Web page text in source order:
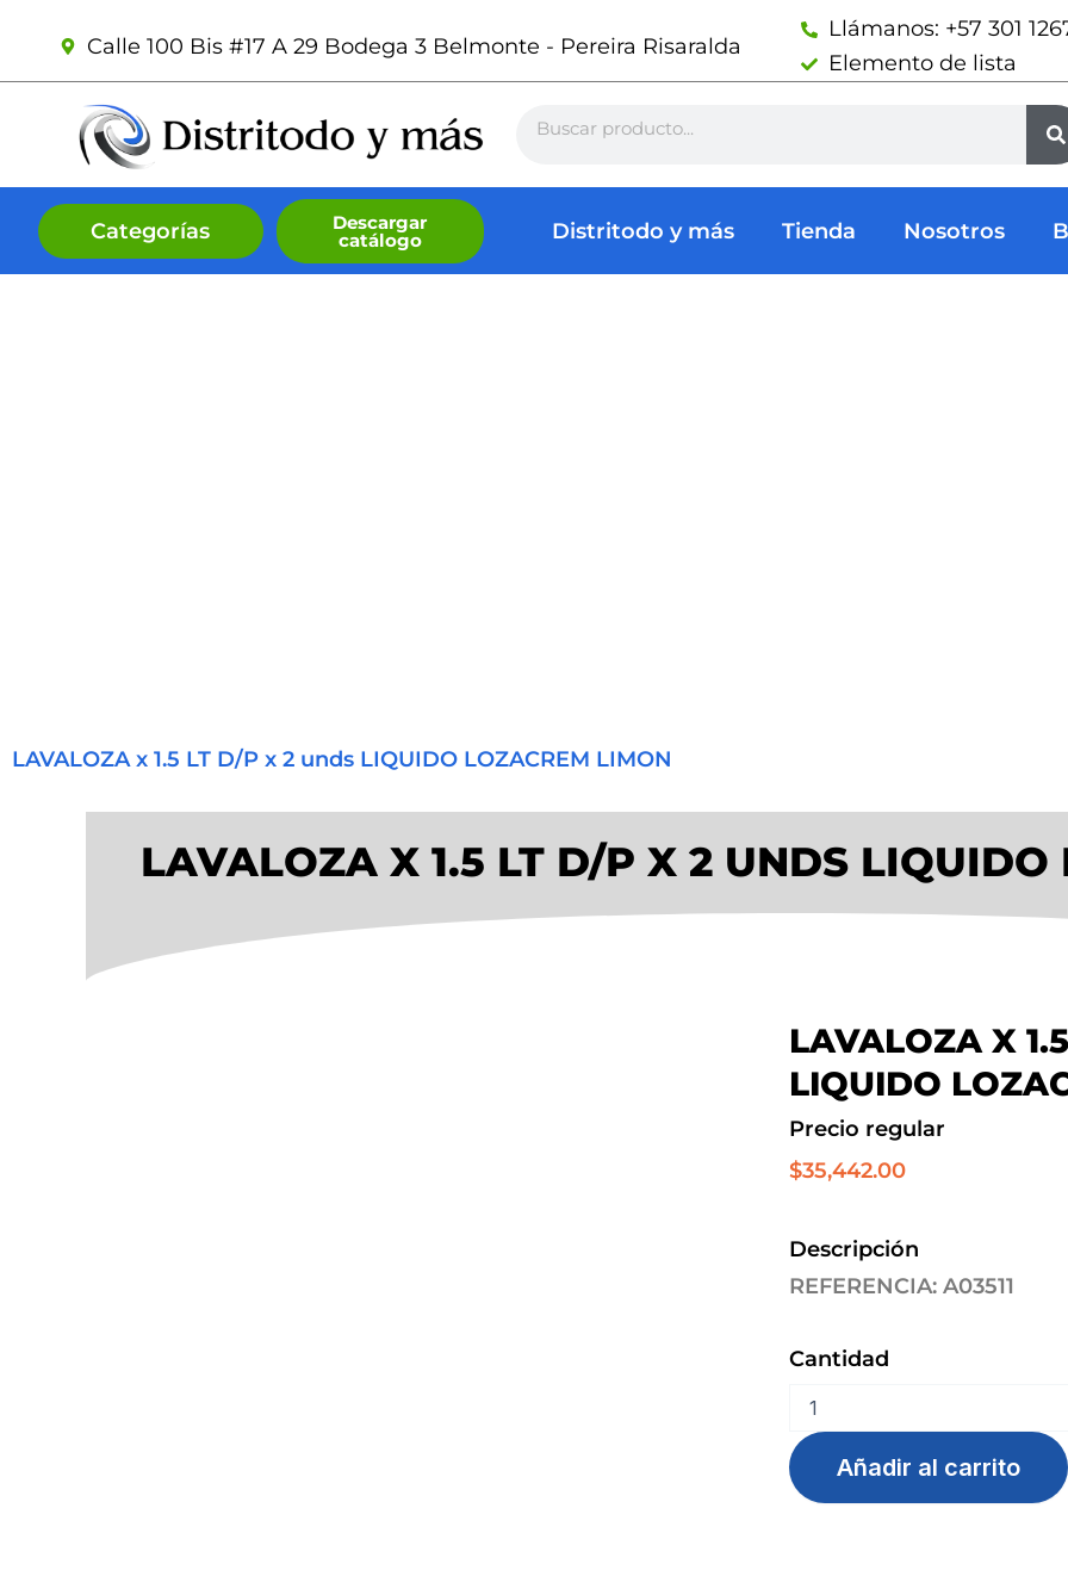
contenido
Calle 100 Bis #17 A 29 Bodega 3 Belmonte - Pereira Risaralda
Llámanos: +57 301
Elemento de lista
Categorías Descargar
catálogo Distritodo y más Tienda Nosotros
LAVALOZA x 1.5 LT D/P x 2 unds LIQUIDO LOZACREM LIMON
LAVALOZA X 1.5 LT D/P X 2 UNDS
LAVALOZA X
LIQUIDO
Precio regular
$35,442.00
Descripción
REFERENCIA: A03511
Cantidad
1.5
LT
D/P
Añadir al carrito